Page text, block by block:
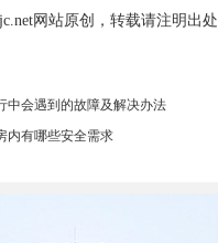
网站原创，转载请注明出处
中会遇到的故障及解决办法
内有哪些安全需求